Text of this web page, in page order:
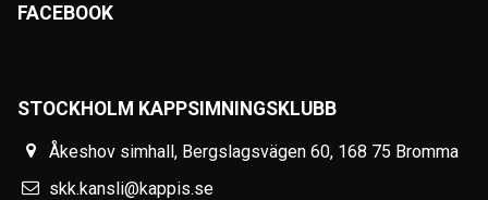
FACEBOOK
STOCKHOLM KAPPSIMNINGSKLUBB
Åkeshov simhall, Bergslagsvägen 60, 168 75 Bromma
skk.kansli@kappis.se